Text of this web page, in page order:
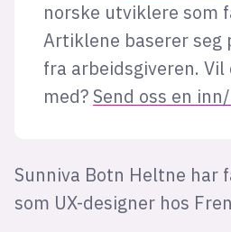
norske utviklere som
Artiklene baserer seg
fra arbeidsgiveren.
med? Send oss en
Sunniva Botn Heltne har
som UX-designer hos